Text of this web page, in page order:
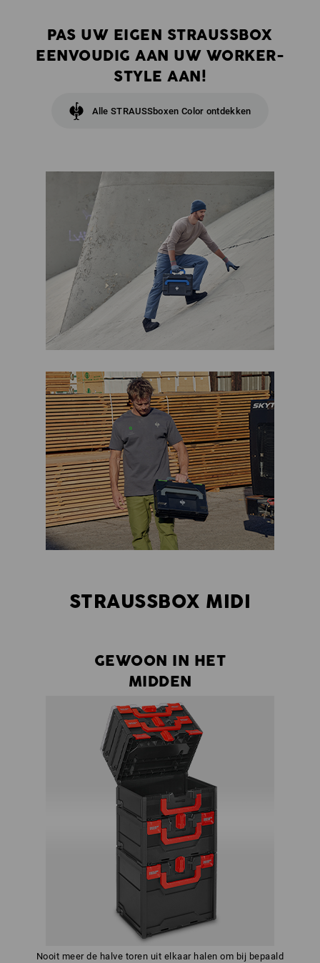
PAS UW EIGEN STRAUSSBOX
EENVOUDIG AAN UW WORKER-
STYLE AAN!
Alle STRAUSSboxen Color ontdekken
STRAUSSBOX MIDI
GEWOON IN HET
MIDDEN
Nooit meer de halve toren uit elkaar halen om bij bepaald